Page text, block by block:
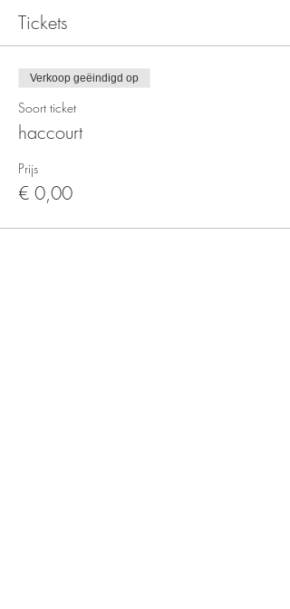
Tickets
Verkoop geëindigd op
Soort ticket
haccourt
Prijs
€ 0,00